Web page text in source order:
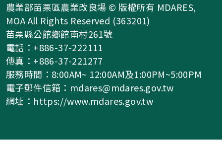
農業部苗栗區農業改良場 © 版權所有 MDARES,
MOA All Rights Reserved (363201)
苗栗縣公館鄉館南村261號
電話：+886-37-222111
傳真：+886-37-221277
服務時間：8:00AM~ 12:00AM及1:00PM~5:00PM
電子郵件信箱： mdares@mdares.gov.tw
網址： https://www.mdares.gov.tw